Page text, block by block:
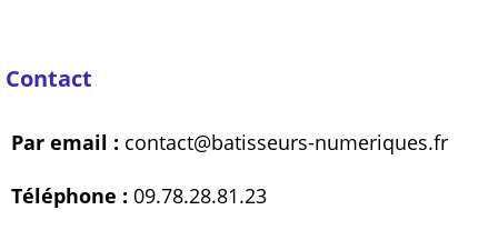
Contact
Par email : contact@batisseurs-numeriques.fr
Téléphone : 09.78.28.81.23